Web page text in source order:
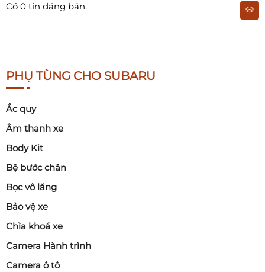
Có 0 tin đăng bán.
PHỤ TÙNG CHO SUBARU
Ắc quy
Âm thanh xe
Body Kit
Bệ bước chân
Bọc vô lăng
Bảo vệ xe
Chìa khoá xe
Camera Hành trình
Camera ô tô